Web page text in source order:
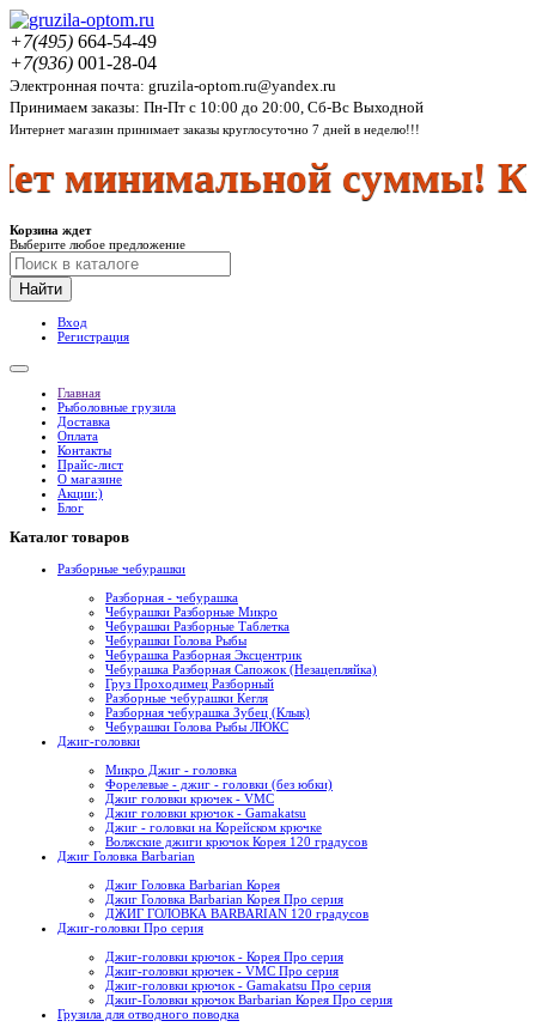
+7(495) 664-54-49
+7(936) 001-28-04
Электронная почта: gruzila-optom.ru@yandex.ru
Принимаем заказы: Пн-Пт с 10:00 до 20:00, Сб-Вс Выходной
Интернет магазин принимает заказы круглосуточно 7 дней в неделю!!!
минимальной суммы!
Корзина ждет
Выберите любое предложение
Найти
Вход
Регистрация
Главная
Рыболовные грузила
Доставка
Оплата
Контакты
Прайс-лист
О магазине
Акции:)
Блог
Каталог товаров
Разборные чебурашки
Разборная - чебурашка
Чебурашки Разборные Микро
Чебурашки Разборные Таблетка
Чебурашки Голова Рыбы
Чебурашка Разборная Эксцентрик
Чебурашка Разборная Сапожок (Незацепляйка)
Груз Проходимец Разборный
Разборные чебурашки Кегля
Разборная чебурашка Зубец (Клык)
Чебурашки Голова Рыбы ЛЮКС
Джиг-головки
Микро Джиг - головка
Форелевые - джиг - головки (без юбки)
Джиг головки крючек - VMC
Джиг головки крючок - Gamakatsu
Джиг - головки на Корейском крючке
Волжские джиги крючок Корея 120 градусов
Джиг Головка Barbarian
Джиг Головка Barbarian Корея
Джиг Головка Barbarian Корея Про серия
ДЖИГ ГОЛОВКА BARBARIAN 120 градусов
Джиг-головки Про серия
Джиг-головки крючок - Корея Про серия
Джиг-головки крючек - VMC Про серия
Джиг-головки крючок - Gamakatsu Про серия
Джиг-Головки крючок Barbarian Корея Про серия
Грузила для отводного поводка